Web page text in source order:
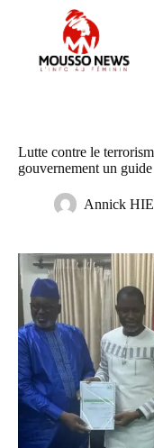
Lutte contre le
gouvernement un
Annick